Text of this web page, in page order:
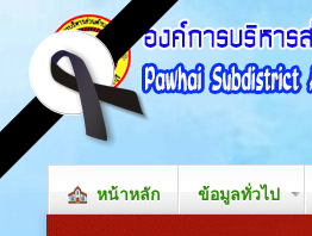
หน้าหลัก ข้อมูลทั่วไป